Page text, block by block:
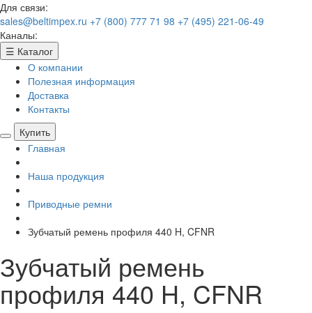
Для связи:
sales@beltimpex.ru +7 (800) 777 71 98 +7 (495) 221-06-49
Каналы:
☰ Каталог
О компании
Полезная информация
Доставка
Контакты
Купить
Главная
Наша продукция
Приводные ремни
Зубчатый ремень профиля 440 H, CFNR
Зубчатый ремень
профиля 440 H, CFNR